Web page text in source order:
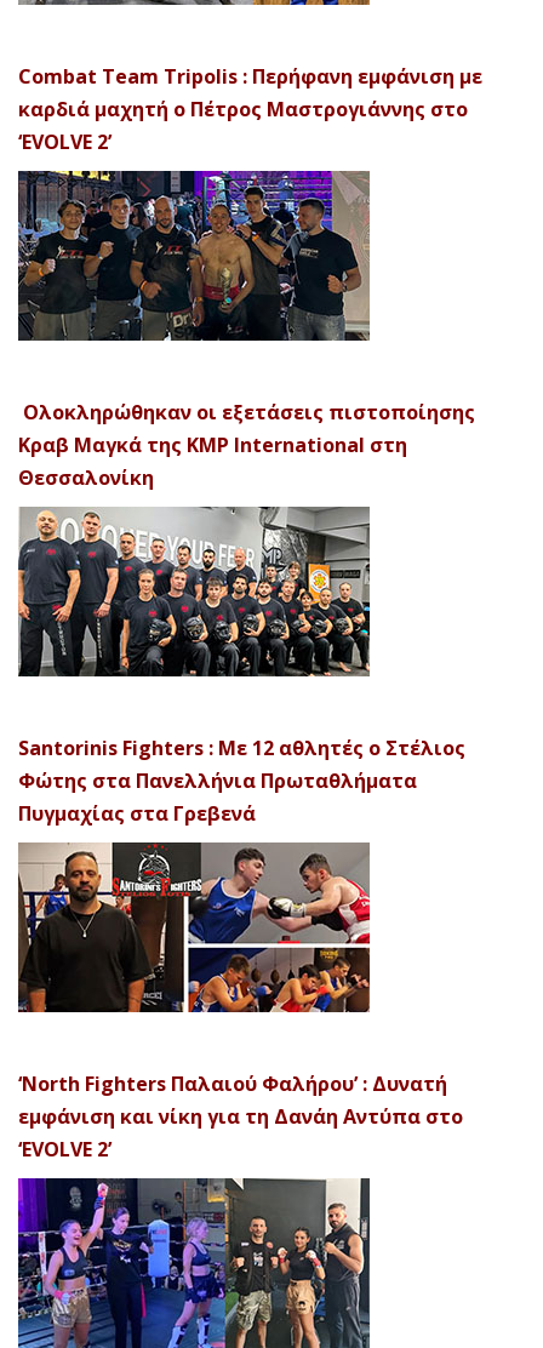
Combat Team Tripolis : Περήφανη εμφάνιση με
καρδιά μαχητή ο Πέτρος Μαστρογιάννης στο
‘EVOLVE 2’
Ολοκληρώθηκαν οι εξετάσεις πιστοποίησης
Κραβ Μαγκά της KMP International στη
Θεσσαλονίκη
Santorinis Fighters : Με 12 αθλητές ο Στέλιος
Φώτης στα Πανελλήνια Πρωταθλήματα
Πυγμαχίας στα Γρεβενά
‘North Fighters Παλαιού Φαλήρου’ : Δυνατή
εμφάνιση και νίκη για τη Δανάη Αντύπα στο
‘EVOLVE 2’